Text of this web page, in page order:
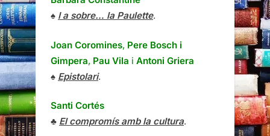
♠ I a sobre… la Paulette.
Joan Coromines, Pere Bosch i
Gimpera, Pau Vila i Antoni Griera
♠ Epistolari.
Santi Cortés
♣ El compromís amb la cultura.